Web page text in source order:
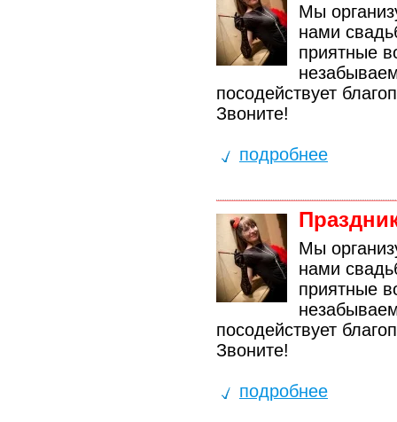
Мы
нами
приятные
посодействует
Звоните!
подробнее
Мы
нами
приятные
посодействует
Звоните!
подробнее